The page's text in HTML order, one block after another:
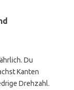
Du
Kanten
Drehzahl.